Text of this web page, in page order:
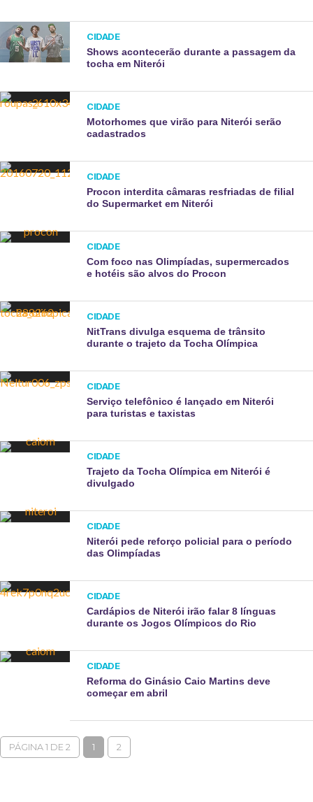
CIDADE
Shows acontecerão durante a passagem da
tocha em Niterói
CIDADE
Motorhomes que virão para Niterói serão
cadastrados
CIDADE
Procon interdita câmaras resfriadas de filial
do Supermarket em Niterói
CIDADE
Com foco nas Olimpíadas, supermercados
e hotéis são alvos do Procon
CIDADE
NitTrans divulga esquema de trânsito
durante o trajeto da Tocha Olímpica
CIDADE
Serviço telefônico é lançado em Niterói
para turistas e taxistas
CIDADE
Trajeto da Tocha Olímpica em Niterói é
divulgado
CIDADE
Niterói pede reforço policial para o período
das Olimpíadas
CIDADE
Cardápios de Niterói irão falar 8 línguas
durante os Jogos Olímpicos do Rio
CIDADE
Reforma do Ginásio Caio Martins deve
começar em abril
PÁGINA 1 DE 2 1 2